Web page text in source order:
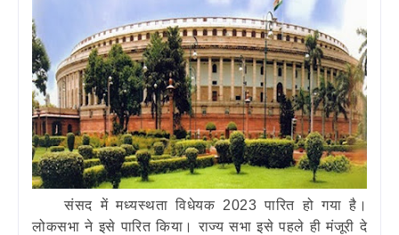
संसद में मध्यस्थता विधेयक 2023 पारित हो गया है।
लोकसभा ने इसे पारित किया। राज्‍य सभा इसे पहले ही मंजूरी दे